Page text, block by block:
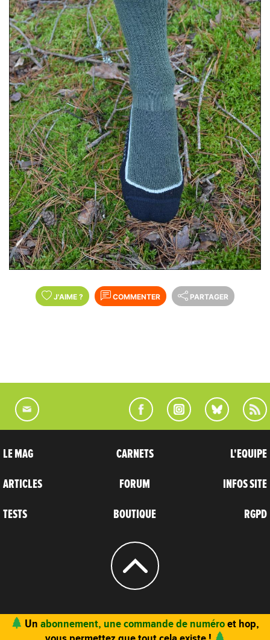
J'AIME ? COMMENTER PARTAGER
LE MAG
ARTICLES
TESTS
CARNETS
FORUM
BOUTIQUE
L'EQUIPE
INFOS SITE
RGPD
© 2004 - 2026 CARNETS D’AVENTURES
Un abonnement, une commande de numéroet hop,